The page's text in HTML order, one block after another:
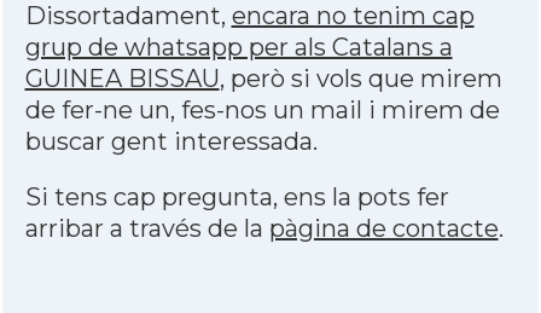
Dissortadament, encara no tenim cap
grup de whatsapp per als Catalans a
GUINEA BISSAU, però si vols que mirem
de fer-ne un, fes-nos un mail i mirem de
buscar gent interessada.
Si tens cap pregunta, ens la pots fer
arribar a través de la pàgina de contacte.